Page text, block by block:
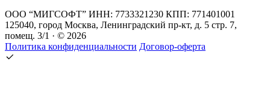
ООО “МИГСОФТ” ИНН: 7733321230 КПП: 771401001
125040, город Москва, Ленинградский пр-кт, д. 5 стр. 7,
помещ. 3/1 · © 2026
Политика конфиденциальности Договор-оферта